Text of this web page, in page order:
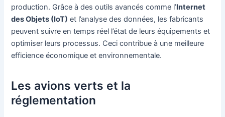
production. Grâce à des outils avancés comme l’Internet
des Objets (IoT) et l’analyse des données, les fabricants
peuvent suivre en temps réel l’état de leurs équipements et
optimiser leurs processus. Ceci contribue à une meilleure
efficience économique et environnementale.
Les avions verts et la
réglementation